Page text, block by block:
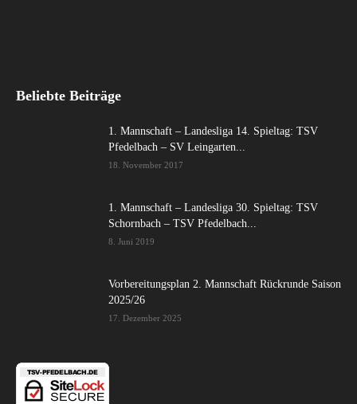
Beliebte Beiträge
1. Mannschaft – Landesliga 14. Spieltag: TSV
Pfedelbach – SV Leingarten...
18. November 2017
1. Mannschaft – Landesliga 30. Spieltag: TSV
Schornbach – TSV Pfedelbach...
8. Juni 2019
Vorbereitungsplan 2. Mannschaft Rückrunde Saison
2025/26
17. Dezember 2025